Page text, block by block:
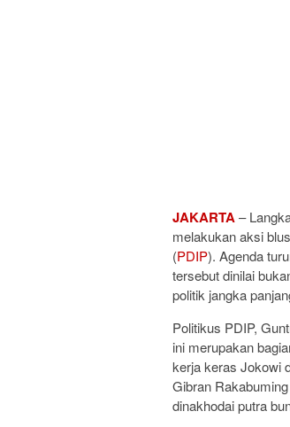
JAKARTA–
melakukan aksi
(PDIP). Agenda
tersebut dinilai
politik jangka
Politikus PDIP,
ini merupakan
kerja keras Jokowi
Gibran
dinakhodai putra